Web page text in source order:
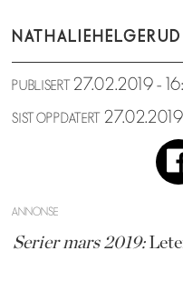
NATHALIEHELGERUD
PUBLISERT 27.02.2019 -
SIST OPPDATERT
ANNONSE
Serier mars 2019: